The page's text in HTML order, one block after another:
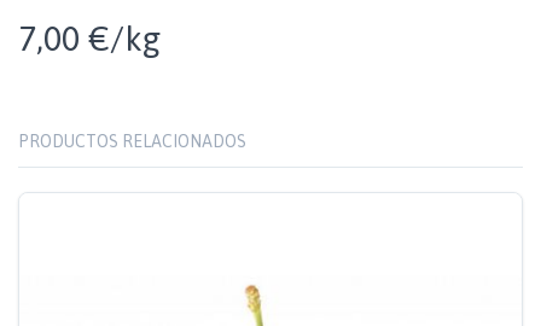
7,00 €/kg
PRODUCTOS RELACIONADOS